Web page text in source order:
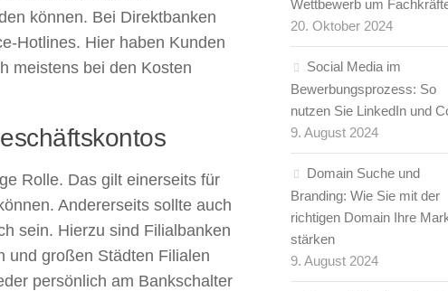
können. Bei Direktbanken
Hotlines. Hier haben Kunden
meistens bei den Kosten
Rolle. Das gilt einerseits für
Andererseits sollte auch
sein. Hierzu sind Filialbanken
und großen Städten Filialen
persönlich am Bankschalter
Wettbewerb um
20. Oktober 2024
Social Media im
Bewerbungsprozess: So
nutzen Sie LinkedIn und
9. August 2024
Domain Suche und
Branding: Wie Sie mit der
richtigen Domain Ihre
stärken
9. August 2024